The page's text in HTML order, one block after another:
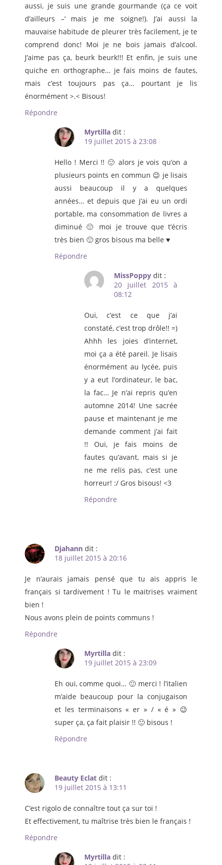
aussi, je suis une grande gourmande (ça ce voit
d’ailleurs –‘ mais je me soigne!). J’ai aussi la
mauvaise habitude de pleurer très facilement, je te
comprend donc! Moi je ne bois jamais d’alcool.
J’aime pas ça, beurk beurk!!! Et enfin, je suis une
quiche en orthographe… je fais moins de fautes,
mais c’est toujours pas ça… pourtant je lis
énormément >.< Bisous!
Répondre
Myrtilla dit :
19 juillet 2015 à 23:08
Hello ! Merci !! 🙂 alors je vois qu’on a
plusieurs points en commun 😉 je lisais
aussi beaucoup il y a quelques
années… et depuis que j’ai eu un ordi
portable, ma consommation de livres a
diminué 🙁 moi je trouve que t’écris
très bien 🙂 gros bisous ma belle ♥
Répondre
MissPoppy dit :
20 juillet 2015 à
08:12
Oui, c’est ce que j’ai
constaté, c’est trop drôle!! =)
Ahhh les joies d’internet,
moi ça a été pareil. Je lisais
énormément au lycée, puis
y a eut l’ordinateur, le bac,
la fac… Je n’ai repris qu’en
automne 2014! Une sacrée
pause et maintenant je me
demande comment j’ai fait
!! Oui, je fais moins de
fautes qu’avant, mais si je
ne me relis pas, c’est une
horreur! :/ Gros bisous! <3
Répondre
Djahann dit :
18 juillet 2015 à 20:16
Je n’aurais jamais pensé que tu ais appris le
français si tardivement ! Tu le maitrises vraiment
bien !
Nous avons plein de points communs !
Répondre
Myrtilla dit :
19 juillet 2015 à 23:09
Eh oui, comme quoi… 🙂 merci ! l’italien
m’aide beaucoup pour la conjugaison
et les terminaisons « er » / « é » 😉
super ça, ça fait plaisir !! 🙂 bisous !
Répondre
Beauty Eclat dit :
19 juillet 2015 à 13:11
C’est rigolo de connaître tout ça sur toi !
Et effectivement, tu maîtrise très bien le français !
Répondre
Myrtilla dit :